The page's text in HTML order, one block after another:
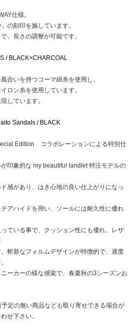
仕様。
の刻印を施しています。
、長さの調整が可能です。
/ BLACK×CHARCOAL
合いを持つコーマ綿糸を使用し、
ロン糸を使用しています。
しています。
Sandals / BLACK
Edition コラボレーションによる特別仕
印象的な my beautiful landlet 特注モデルの
感があり、はき心地の良い仕上がりになっ
アハイドを用い、ソールには耐久性に優れ
ている事で、クッション性にも優れ、レザ
斬新なフォルムデザインが特徴的で、適度
ーカーの様な感覚で、春夏秋の3シーズンお
定の無い商品なども取り寄せできる場合が
せ下さい。